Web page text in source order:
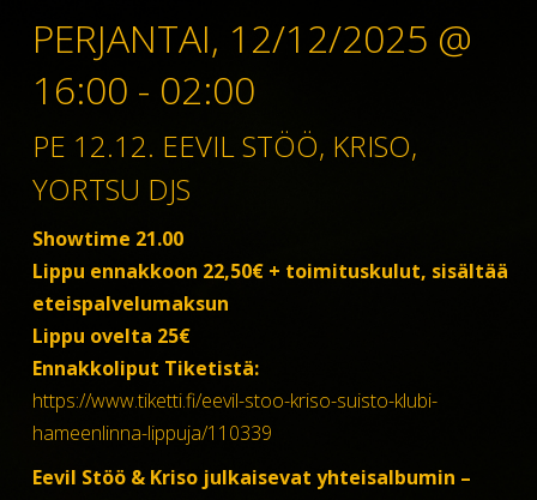
PERJANTAI, 12/12/2025 @
16:00 - 02:00
PE 12.12. EEVIL STÖÖ, KRISO,
YORTSU DJS
Showtime 21.00
Lippu ennakkoon 22,50€ + toimituskulut, sisältää
eteispalvelumaksun
Lippu ovelta 25€
Ennakkoliput Tiketistä:
https://www.tiketti.fi/eevil-stoo-kriso-suisto-klubi-
hameenlinna-lippuja/110339
Eevil Stöö & Kriso julkaisevat yhteisalbumin –